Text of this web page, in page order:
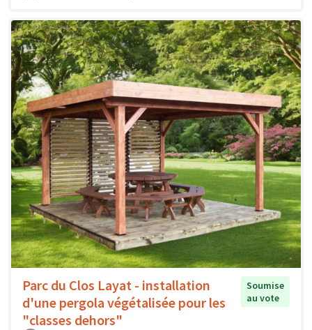
Parc du Clos Layat - installation
d'une pergola végétalisée pour les
"classes dehors"
Soumise
au vote